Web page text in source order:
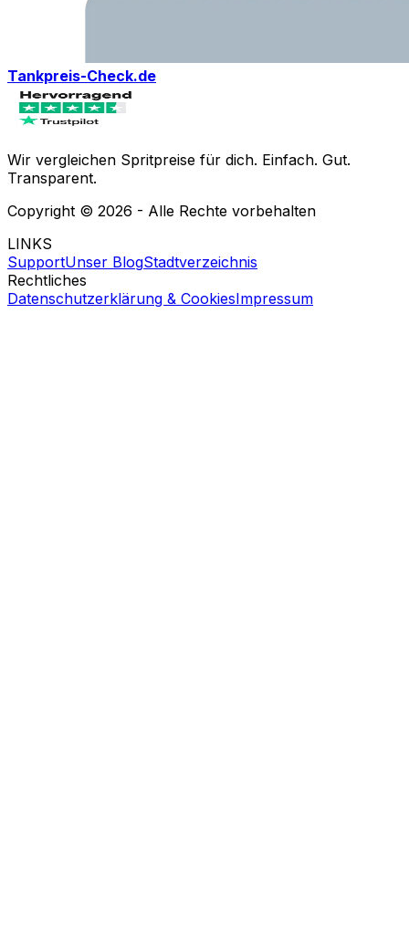
Tankpreis-Check.de
Wir vergleichen Spritpreise für dich. Einfach. Gut.
Transparent.
Copyright © 2026 - Alle Rechte vorbehalten
LINKS
SupportUnser BlogStadtverzeichnis
Rechtliches
Datenschutzerklärung & CookiesImpressum